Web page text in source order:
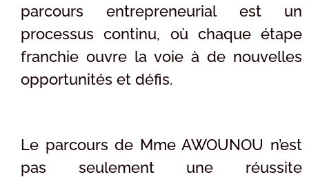
parcours entrepreneurial est un
processus continu, où chaque étape
franchie ouvre la voie à de nouvelles
opportunités et défis.
Le parcours de Mme AWOUNOU n’est
pas seulement une réussite